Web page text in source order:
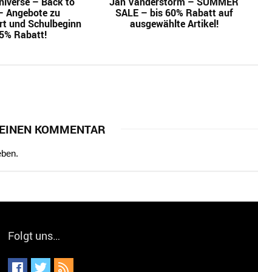
Angebote zu
und Schulbeginn
Rabatt!
SALE – bis 60% Rabatt auf
ausgewählte Artikel!
KOMMENTAR
Folgt uns…